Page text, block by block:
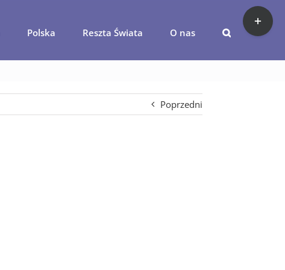
Polska Reszta Świata O nas
Poprzedni
Toggle
Sliding
Bar